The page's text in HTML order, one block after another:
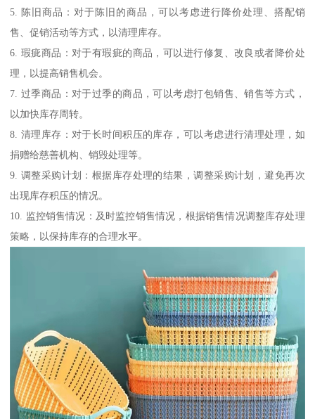
5. 陈旧商品：对于陈旧的商品，可以考虑进行降价处理、搭配销
售、促销活动等方式，以清理库存。
6. 瑕疵商品：对于有瑕疵的商品，可以进行修复、改良或者降价处
理，以提高销售机会。
7. 过季商品：对于过季的商品，可以考虑打包销售、销售等方式，
以加快库存周转。
8. 清理库存：对于长时间积压的库存，可以考虑进行清理处理，如
捐赠给慈善机构、销毁处理等。
9. 调整采购计划：根据库存处理的结果，调整采购计划，避免再次
出现库存积压的情况。
10. 监控销售情况：及时监控销售情况，根据销售情况调整库存处理
策略，以保持库存的合理水平。